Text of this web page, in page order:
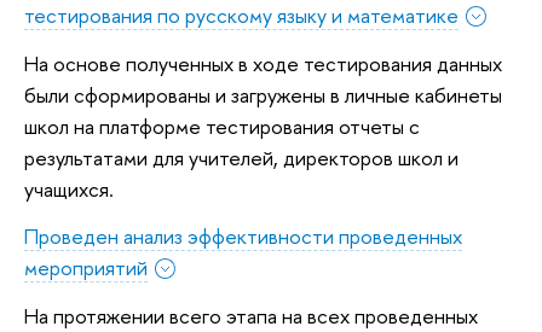
тестирования по русскому языку и математике
На основе полученных в ходе тестирования данных
были сформированы и загружены в личные кабинеты
школ на платформе тестирования отчеты с
результатами для учителей, директоров школ и
учащихся.
Проведен анализ эффективности проведенных
мероприятий
На протяжении всего этапа на всех проведенных